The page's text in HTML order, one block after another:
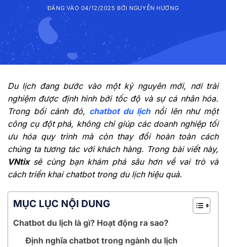
ĐĂNG VÀO 04/12/2025 BỞI NGUYỄN HƯƠNG
Du lịch đang bước vào một kỷ nguyên mới, nơi trải
nghiệm được định hình bởi tốc độ và sự cá nhân hóa.
Trong bối cảnh đó, chatbot du lịchnổi lên như một
công cụ đột phá, không chỉ giúp các doanh nghiệp tối
ưu hóa quy trình mà còn thay đổi hoàn toàn cách
chúng ta tương tác với khách hàng. Trong bài viết này,
VNtixsẽ cùng bạn khám phá sâu hơn về vai trò và
cách triển khai chatbot trong du lịch hiệu quả.
MỤC LỤC NỘI DUNG
Chatbot du lịch là gì? Hoạt động ra sao?
Định nghĩa chatbot trong ngành du lịch